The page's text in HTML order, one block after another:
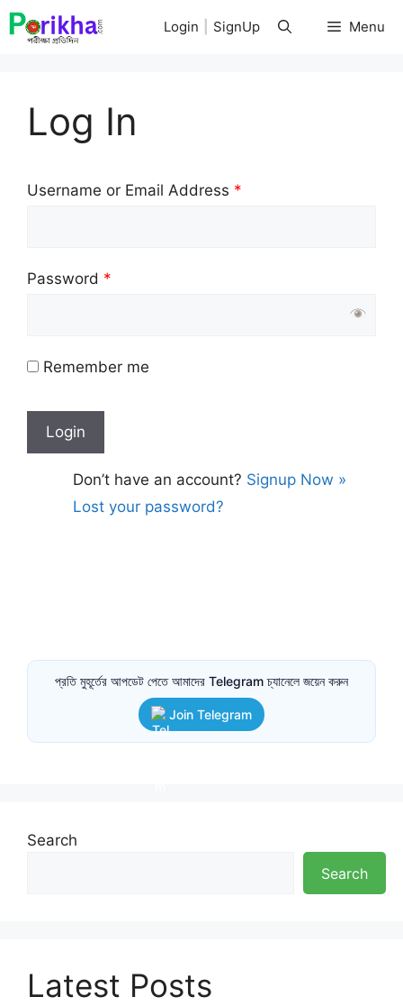
Skip
to
Menu
Login SignUp
Log In
Username or Email Address *
Password *
Remember me
Don’t have an account? Signup Now »
Lost your password?
প্রতি মুহূর্তের আপডেট পেতে আমাদের Telegram চ্যানেলে জয়েন করুন
Join Telegram
Search
Search
Latest Posts